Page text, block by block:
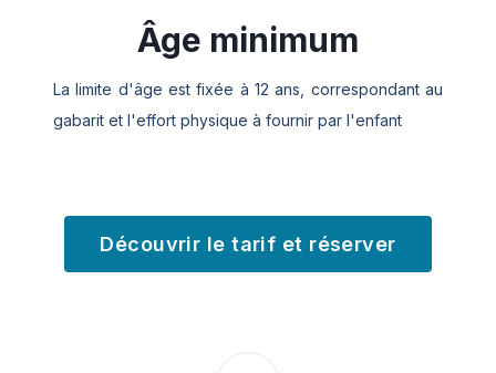
Âge minimum
La limite d'âge est fixée à 12 ans, correspondant au
gabarit et l'effort physique à fournir par l'enfant
Découvrir le tarif et réserver